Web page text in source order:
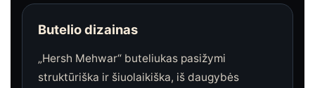
Butelio dizainas
„Hersh Mehwar“ buteliukas pasižymi
struktūriška ir šiuolaikiška, iš daugybės